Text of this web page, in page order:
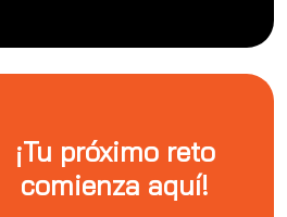
¡Tu próximo reto
comienza aquí!